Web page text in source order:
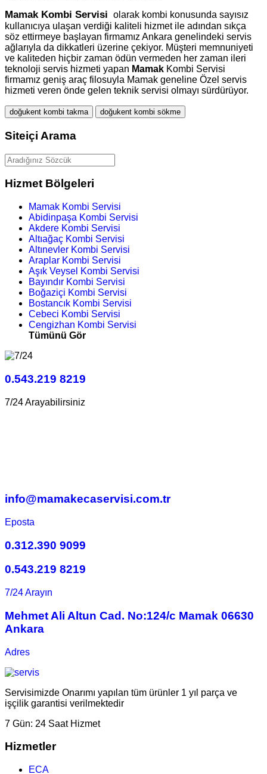
MamakKombi Servisi olarak kombi konusunda sayısız
kullanıcıya ulaşan verdiği kaliteli hizmet ile adından sıkça
söz ettirmeye başlayan firmamız Ankara genelindeki servis
ağlarıyla da dikkatleri üzerine çekiyor. Müşteri memnuniyeti
ve kaliteden hiçbir zaman ödün vermeden her zaman ileri
teknoloji servis hizmeti yapan Mamak Kombi Servisi
firmamız geniş araç filosuyla Mamak geneline Özel servis
hizmeti veren önde gelen teknik servisi olmayı sürdürüyor.
doğukent kombi takma doğukent kombi sökme
Siteiçi Arama
Hizmet Bölgeleri
Mamak Kombi Servisi
Abidinpaşa Kombi Servisi
Akdere Kombi Servisi
Altıağaç Kombi Servisi
Altınevler Kombi Servisi
Araplar Kombi Servisi
Aşık Veysel Kombi Servisi
Bayındır Kombi Servisi
Boğaziçi Kombi Servisi
Bostancık Kombi Servisi
Cebeci Kombi Servisi
Cengizhan Kombi Servisi
Tümünü Gör
0.543.219 8219
7/24 Arayabilirsiniz
info@mamakecaservisi.com.tr
Eposta
0.312.390 9099
0.543.219 8219
7/24 Arayın
Mehmet Ali Altun Cad. No:124/c Mamak 06630
Ankara
Adres
Servisimizde Onarımı yapılan tüm ürünler 1 yıl parça ve
işçilik garantisi verilmektedir
7 Gün: 24 Saat Hizmet
Hizmetler
ECA